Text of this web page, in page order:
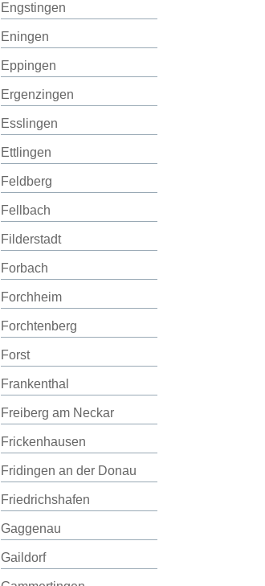
Engstingen
Eningen
Eppingen
Ergenzingen
Esslingen
Ettlingen
Feldberg
Fellbach
Filderstadt
Forbach
Forchheim
Forchtenberg
Forst
Frankenthal
Freiberg am Neckar
Frickenhausen
Fridingen an der Donau
Friedrichshafen
Gaggenau
Gaildorf